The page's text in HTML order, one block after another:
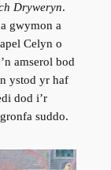
Dryweryn.
gwymon a
Celyn o
amserol bod
ystod yr haf
dod i’r
suddo.